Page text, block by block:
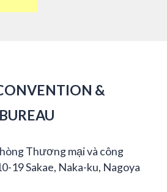
&
Thương mại và công
19 Sakae, Naka-ku, Nagoya